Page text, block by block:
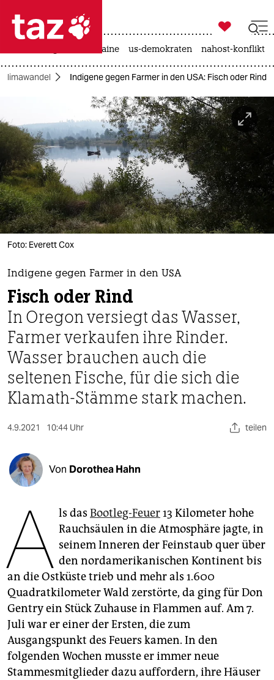
 taz zahl ich
taz zahl ich
politik
öko
gesellschaft
kultur
sport
berlin
nord
wahrheit
verlag
verlag
veranstaltungen
shop
fragen & hilfe
unterstützen
genossenschaft
epaper login

taz zahl ich
krieg in der ukraine us-demokraten nahost-konflikt
Klimawandel Indigene gegen Farmer in den USA: Fisch oder Rind
Foto: Everett Cox
Indigene gegen Farmer in den USA
Fisch oder Rind
In Oregon versiegt das Wasser,
Farmer verkaufen ihre Rinder.
Wasser brauchen auch die
seltenen Fische, für die sich die
Klamath-Stämme stark machen.
4.9.2021 10:44 Uhr teilen
Von Dorothea Hahn
A ls das Bootleg-Feuer13 Kilometer hohe
Rauchsäulen in die Atmosphäre jagte, in
seinem Inneren der Feinstaub quer über
den nordamerikanischen Kontinent bis
an die Ostküste trieb und mehr als 1.600
Quadratkilometer Wald zerstörte, da ging für Don
­Gentry ein Stück Zuhause in Flammen auf. Am 7.
Juli war er einer der Ersten, die zum
Ausgangspunkt des Feuers kamen. In den
folgenden Wochen musste er immer neue
Stammesmitglieder dazu auffordern, ihre Häuser